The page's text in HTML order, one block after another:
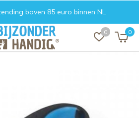
0 0
boven 85 euro binnen NL